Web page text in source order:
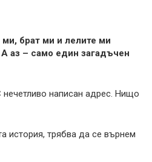
брат ми и лелите ми
аз – само един загадъчен
написан адрес. Нищо
история, трябва да се върнем